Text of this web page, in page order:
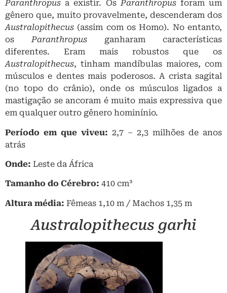
Paranthropus a existir. OsParanthropusforam um
gênero que, muito provavelmente, descenderam dos
Australopithecus (assim com os Homo). No entanto,
osParanthropus ganharam características
diferentes. Eram mais robustos que os
Australopithecus, tinham mandíbulas maiores, com
músculos e dentes mais poderosos. A crista sagital
(no topo do crânio), onde os músculos ligados a
mastigação se ancoram é muito mais expressiva que
em qualquer outro gênero hominínio.
Período em que viveu: 2,7 – 2,3 milhões de anos
atrás
Onde: Leste da África
Tamanho do Cérebro: 410 cm³
Altura média: Fêmeas 1,10 m / Machos 1,35 m
Australopithecus garhi